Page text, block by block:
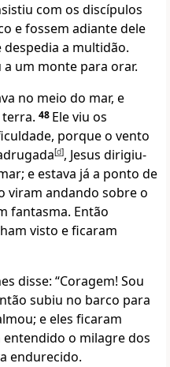
com os discípulos
e fossem adiante dele
a multidão.
um monte para orar.
no meio do mar, e
terra. 48 Ele viu os
porque o vento
[d], Jesus dirigiu-
e estava já a ponto de
viram andando sobre o
fantasma. Então
visto e ficaram
disse: “Coragem! Sou
subiu no barco para
e eles ficaram
o milagre dos
endurecido.